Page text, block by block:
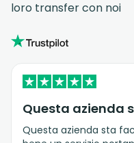
loro transfer con noi
Questa azienda sta